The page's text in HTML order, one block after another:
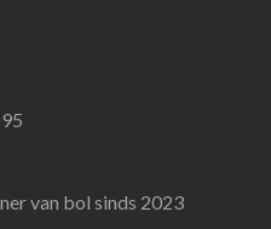
van bol sinds 2023